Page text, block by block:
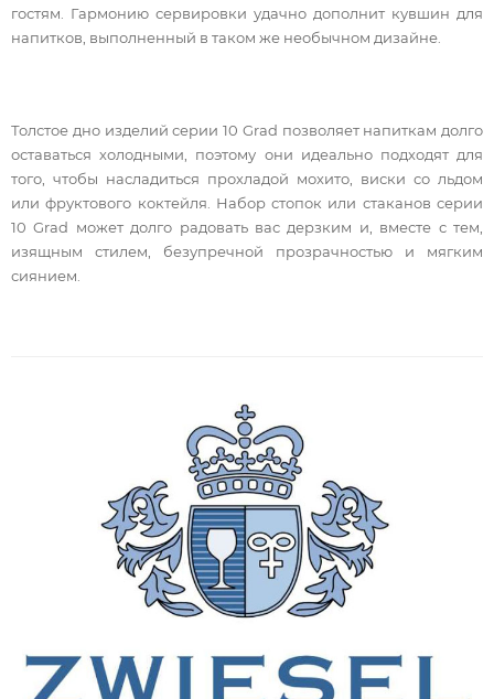
гостям. Гармонию сервировки удачно дополнит кувшин для
напитков, выполненный в таком же необычном дизайне.
Толстое дно изделий серии 10 Grad позволяет напиткам долго
оставаться холодными, поэтому они идеально подходят для
того, чтобы насладиться прохладой мохито, виски со льдом
или фруктового коктейля. Набор стопок или стаканов серии
10 Grad может долго радовать вас дерзким и, вместе с тем,
изящным стилем, безупречной прозрачностью и мягким
сиянием.